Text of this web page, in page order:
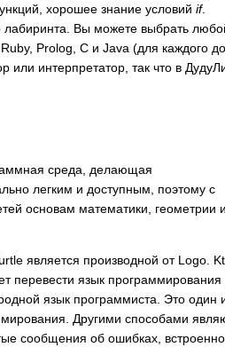
хорошее знание условий if.
Вы можете выбрать
Prolog, C и Java (для каждого
или интерпретатор, так что в
среда, делающая
легким и доступным, поэтому с
основам математики, геометрии и
является производной от Logo.
перевести язык
язык программиста. Это один
Другими способами
сообщения об ошибках,